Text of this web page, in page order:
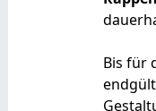
Bis für